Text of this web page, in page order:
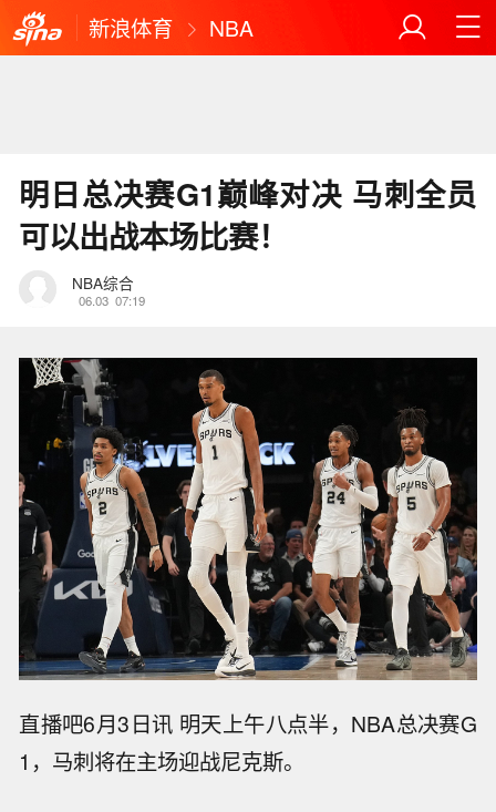
新浪体育 NBA
明日总决赛G1巅峰对决 马刺全员
可以出战本场比赛！
NBA综合
06.03 07:19
直播吧6月3日讯 明天上午八点半，NBA总决赛G
1，马刺将在主场迎战尼克斯。